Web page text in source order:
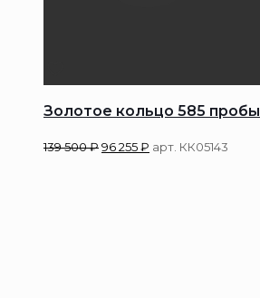
Золотое кольцо 585 пробы
139 500₽96 255₽ арт. КК05143